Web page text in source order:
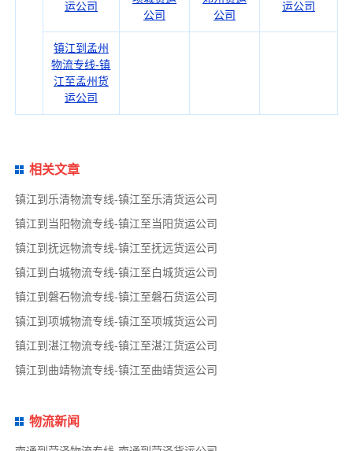
运公司
公司
公司
运公司
镇江到孟州
物流专线-镇
江至孟州货
运公司
相关文章
镇江到乐清物流专线-镇江至乐清货运公司
镇江到当阳物流专线-镇江至当阳货运公司
镇江到抚远物流专线-镇江至抚远货运公司
镇江到白城物流专线-镇江至白城货运公司
镇江到磐石物流专线-镇江至磐石货运公司
镇江到项城物流专线-镇江至项城货运公司
镇江到湛江物流专线-镇江至湛江货运公司
镇江到曲靖物流专线-镇江至曲靖货运公司
物流新闻